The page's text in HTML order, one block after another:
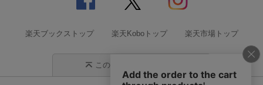
楽天ブックストップ 楽天Koboトップ 楽天市場トップ
このページの先頭に戻る